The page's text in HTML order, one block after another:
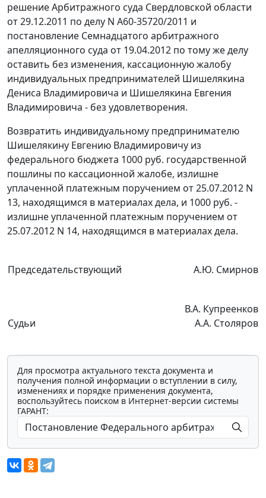
решениеАрбитражного суда Свердловской области
от 29.12.2011 по делу N А60-35720/2011 и
постановление Семнадцатого арбитражного
апелляционного суда от 19.04.2012 по тому же делу
оставить без изменения, кассационную жалобу
индивидуальных предпринимателей Шишелякина
Дениса Владимировича и Шишелякина Евгения
Владимировича - без удовлетворения.
Возвратить индивидуальному предпринимателю
Шишелякину Евгению Владимировичу из
федерального бюджета 1000 руб. государственной
пошлины по кассационной жалобе, излишне
уплаченной платежным поручением от 25.07.2012 N
13, находящимся в материалах дела, и 1000 руб. -
излишне уплаченной платежным поручением от
25.07.2012 N 14, находящимся в материалах дела.
Председательствующий А.Ю. Смирнов
Судьи
В.А. Купреенков
А.А. Столяров
Для просмотра актуального текста документа и
получения полной информации о вступлении в силу,
изменениях и порядке применения документа,
воспользуйтесь поиском в Интернет-версии системы
ГАРАНТ: